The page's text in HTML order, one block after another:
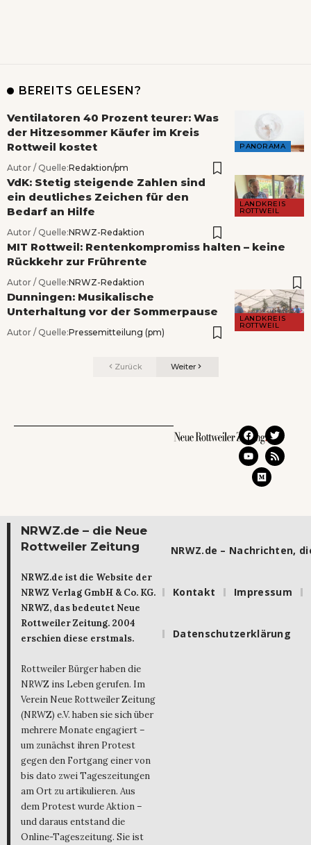
BEREITS GELESEN?
PANORAMA
Ventilatoren 40 Prozent teurer: Was
der Hitzesommer Käufer im Kreis
Rottweil kostet
Autor / Quelle:Redaktion/pm
LANDKREIS
ROTTWEIL
VdK: Stetig steigende Zahlen sind
ein deutliches Zeichen für den
Bedarf an Hilfe
Autor / Quelle:NRWZ-Redaktion
MIT Rottweil: Rentenkompromiss halten – keine
Rückkehr zur Frührente
Autor / Quelle:NRWZ-Redaktion
LANDKREIS
ROTTWEIL
Dunningen: Musikalische
Unterhaltung vor der Sommerpause
Autor / Quelle:Pressemitteilung (pm)
Zurück Weiter
NRWZ.de – die Neue
Rottweiler Zeitung
NRWZ.de ist die Website der
NRWZ Verlag GmbH & Co. KG.
NRWZ, das bedeutet Neue
Rottweiler Zeitung. 2004
erschien diese erstmals.
Rottweiler Bürger haben die
NRWZ ins Leben gerufen. Im
Verein Neue Rottweiler Zeitung
(NRWZ) e.V. haben sie sich über
mehrere Monate engagiert –
um zunächst ihren Protest
gegen den Fortgang einer von
bis dato zwei Tageszeitungen
am Ort zu artikulieren. Aus
dem Protest wurde Aktion –
und daraus entstand die
Online-Tageszeitung. Sie ist
NRWZ.de – Nachrichten,
Kontakt Impressum
Datenschutzerklärung